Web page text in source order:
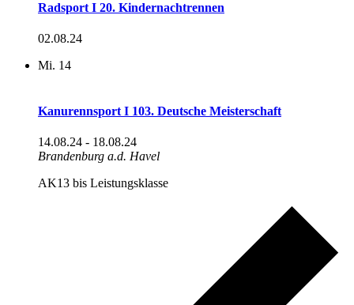
Radsport I 20. Kindernachtrennen
02.08.24
Mi. 14
Kanurennsport I 103. Deutsche Meisterschaft
14.08.24 - 18.08.24
Brandenburg a.d. Havel
AK13 bis Leistungsklasse